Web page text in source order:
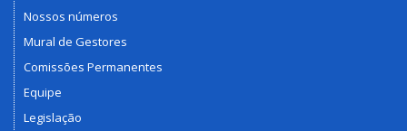
Nossos números
Mural de Gestores
Comissões Permanentes
Equipe
Legislação